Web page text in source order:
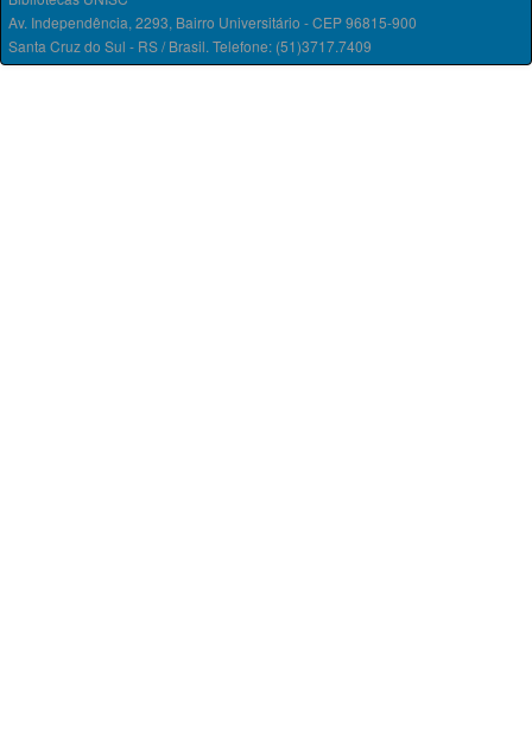
Av. Independência, 2293, Bairro Universitário - CEP 96815-900
Santa Cruz do Sul - RS / Brasil. Telefone: (51)3717.7409